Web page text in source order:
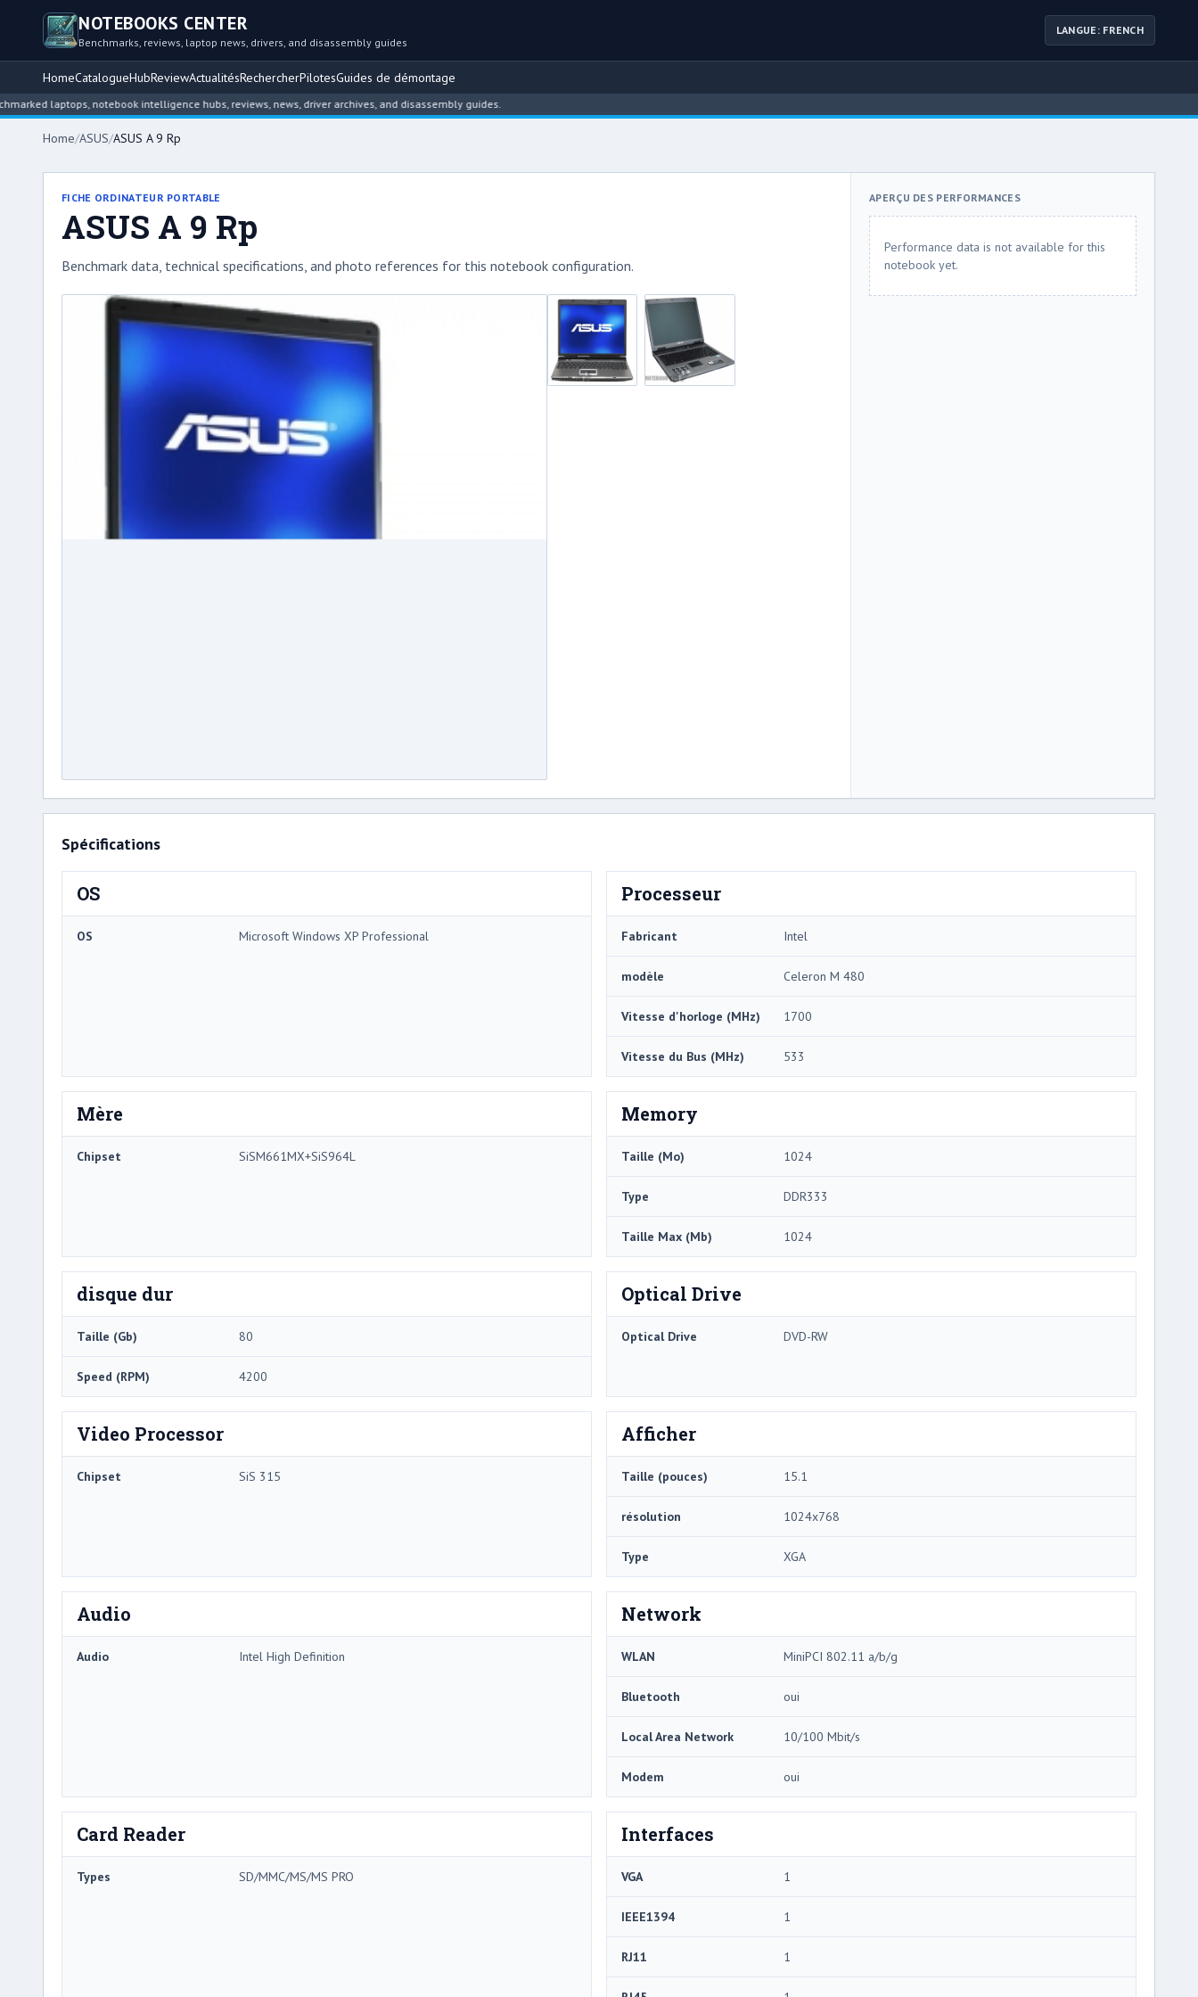
NOTEBOOKS CENTER
Benchmarks, reviews, laptop news, drivers, and disassembly guides
LANGUE: FRENCH
HomeCatalogueHubReviewActualitésRechercherPilotesGuides de démontage
laptops, notebook intelligence hubs, reviews, news, driver archives, and disassembly guides.
Home/ASUS/ASUS A 9 Rp
FICHE ORDINATEUR PORTABLE
ASUS A 9 Rp
Benchmark data, technical specifications, and photo references for this notebook configuration.
APERÇU DES PERFORMANCES
Performance data is not available for this
notebook yet.
Spécifications
OS
OS Microsoft Windows XP Professional
Processeur
Fabricant Intel
modèle Celeron M 480
Vitesse d'horloge (MHz) 1700
Vitesse du Bus (MHz) 533
Mère
Chipset SiSM661MX+SiS964L
Memory
Taille (Mo) 1024
Type DDR333
Taille Max (Mb) 1024
disque dur
Taille (Gb) 80
Speed ​​(RPM) 4200
Optical Drive
Optical Drive DVD-RW
Video Processor
Chipset SiS 315
Afficher
Taille (pouces) 15.1
résolution 1024x768
Type XGA
Audio
Audio Intel High Definition
Network
WLAN MiniPCI 802.11 a/b/g
Bluetooth oui
Local Area Network 10/100 Mbit/s
Modem oui
Card Reader
Types SD/MMC/MS/MS PRO
Interfaces
VGA 1
IEEE1394 1
RJ11 1